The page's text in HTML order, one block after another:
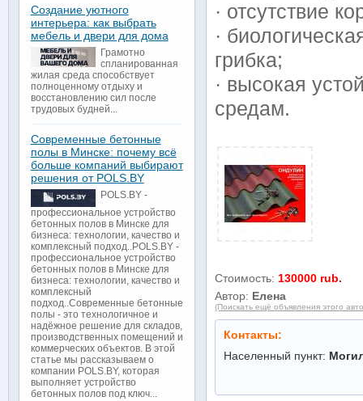
· отсутствие
·
грибка;
· высокая
средам.
Стоимость: 130000 rub.
Автор: Елена
(Поискать ещё объявления этого
Контакты:
Населенный пункт:
Создание уютного
интерьера: как выбрать
мебель и двери для дома
Грамотно
спланированная
жилая среда способствует
полноценному отдыху и
восстановлению сил после
трудовых будней...
Современные бетонные
полы в Минске: почему всё
больше компаний выбирают
решения от POLS.BY
POLS.BY -
профессиональное устройство
бетонных полов в Минске для
бизнеса: технологии, качество и
комплексный подход..POLS.BY -
профессиональное устройство
бетонных полов в Минске для
бизнеса: технологии, качество и
комплексный
подход..Современные бетонные
полы - это технологичное и
надёжное решение для складов,
производственных помещений и
коммерческих объектов. В этой
статье мы рассказываем о
компании POLS.BY, которая
выполняет устройство
бетонных полов под ключ...